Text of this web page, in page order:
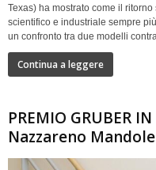
Texas) ha mostrato come il
scientifico e industriale sempre
un confronto tra due modelli
Continua a leggere
PREMIO GRUBER
Nazzareno